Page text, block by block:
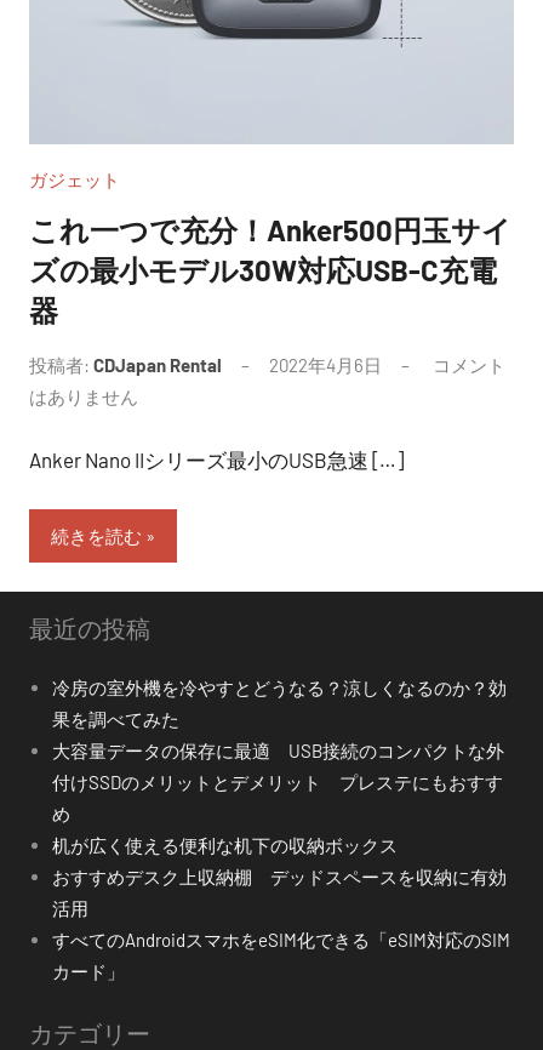
ガジェット
これ一つで充分！Anker500円玉サイ
ズの最小モデル30W対応USB-C充電
器
投稿者: CDJapan Rental 2022年4月6日
コメント
はありません
Anker Nano IIシリーズ最小のUSB急速 […]
続きを読む
最近の投稿
冷房の室外機を冷やすとどうなる？涼しくなるのか？効
果を調べてみた
大容量データの保存に最適 USB接続のコンパクトな外
付けSSDのメリットとデメリット プレステにもおすす
め
机が広く使える便利な机下の収納ボックス
おすすめデスク上収納棚 デッドスペースを収納に有効
活用
すべてのAndroidスマホをeSIM化できる「eSIM対応のSIM
カード」
カテゴリー